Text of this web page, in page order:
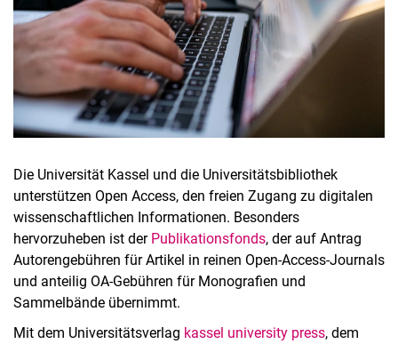
Hochschulbibliografie
Open Access
Publikationshinweise
Sciflow
Die Universität Kassel und die Universitätsbibliothek
unterstützen Open Access, den freien Zugang zu digitalen
wissenschaftlichen Informationen. Besonders
hervorzuheben ist der Publikationsfonds, der auf Antrag
Autorengebühren für Artikel in reinen Open-Access-Journals
und anteilig OA-Gebühren für Monografien und
Sammelbände übernimmt.
Mit dem Universitätsverlag kassel university press, dem